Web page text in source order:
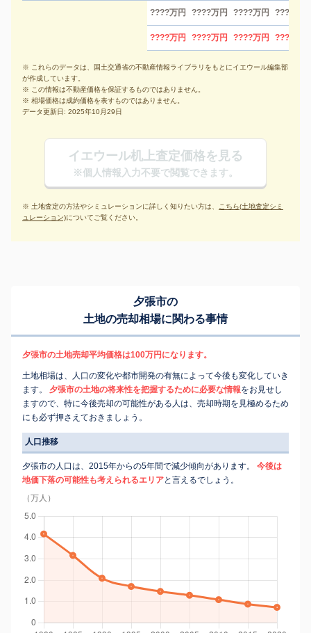
????万円 ????万円 ????万円 ????万円
????万円 ????万円 ????万円 ????万円
※ これらのデータは、国土交通省の不動産情報ライブラリをもとにイエウール編集部
が作成しています。
※ この情報は不動産価格を保証するものではありません。
※ 相場価格は成約価格を表すものではありません。
データ更新日: 2025年10月29日
イエウール机上査定価格を見る
※個人情報入力不要で閲覧できます。
※ 土地査定の方法やシミュレーションに詳しく知りたい方は、 こちら(土地査定シミ
ュレーション)についてご覧ください。
夕張市の
土地の売却相場に関わる事情
夕張市の土地売却平均価格は100万円になります。
土地相場は、人口の変化や都市開発の有無によって今後も変化していき
ます。
夕張市の土地の将来性を把握するために必要な情報をお見せし
ますので、特に今後売却の可能性がある人は、売却時期を見極めるため
にも必ず押さえておきましょう。
人口推移
夕張市の人口は、2015年からの5年間で減少傾向があります。
今後は
地価下落の可能性も考えられるエリアと言えるでしょう。
（万人）